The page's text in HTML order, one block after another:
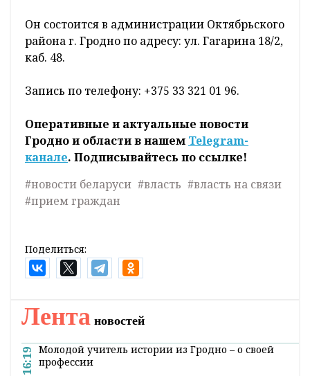
Он состоится в администрации Октябрьского
района г. Гродно по адресу: ул. Гагарина 18/2,
каб. 48.
Запись по телефону: +375 33 321 01 96.
Оперативные и актуальные новости
Гродно и области в нашем Telegram-
канале. Подписывайтесь по ссылке!
#новости беларуси #власть #власть на связи
#прием граждан
Поделиться:
Лента новостей
16:19 Молодой учитель истории из Гродно – о своей
профессии